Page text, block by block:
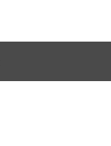
werden.